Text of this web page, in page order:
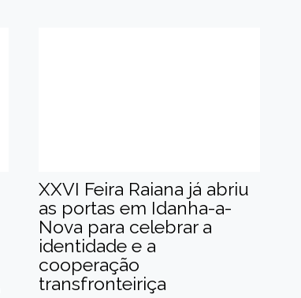
XXVI Feira Raiana já abriu
as portas em Idanha-a-
Nova para celebrar a
identidade e a
cooperação
transfronteiriça